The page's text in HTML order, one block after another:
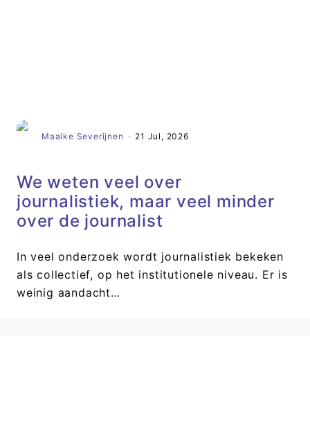
Maaike Severijnen · 21 Jul, 2026
We weten veel over
journalistiek, maar veel minder
over de journalist
In veel onderzoek wordt journalistiek bekeken
als collectief, op het institutionele niveau. Er is
weinig aandacht…